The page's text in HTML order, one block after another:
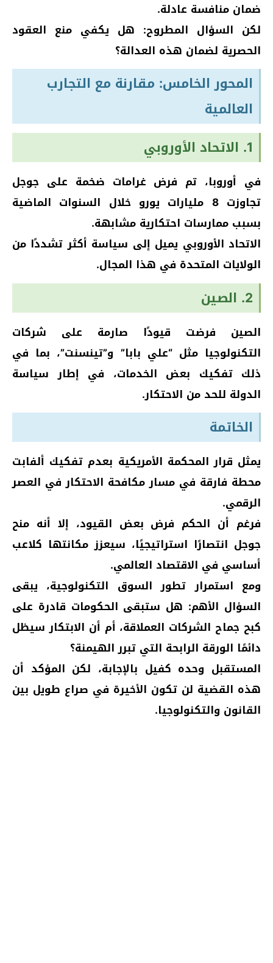
ضمان منافسة عادلة.
لكن السؤال المطروح: هل يكفي منع العقود
الحصرية لضمان هذه العدالة؟
المحور الخامس: مقارنة مع التجارب
العالمية
1. الاتحاد الأوروبي
في أوروبا، تم فرض غرامات ضخمة على جوجل
تجاوزت 8 مليارات يورو خلال السنوات الماضية
بسبب ممارسات احتكارية مشابهة.
الاتحاد الأوروبي يميل إلى سياسة أكثر تشددًا من
الولايات المتحدة في هذا المجال.
2. الصين
الصين فرضت قيودًا صارمة على شركات
التكنولوجيا مثل “علي بابا” و”تينسنت”، بما في
ذلك تفكيك بعض الخدمات، في إطار سياسة
الدولة للحد من الاحتكار.
الخاتمة
يمثل قرار المحكمة الأمريكية بعدم تفكيك ألفابت
محطة فارقة في مسار مكافحة الاحتكار في العصر
الرقمي.
فرغم أن الحكم فرض بعض القيود، إلا أنه منح
جوجل انتصارًا استراتيجيًا، سيعزز مكانتها كلاعب
أساسي في الاقتصاد العالمي.
ومع استمرار تطور السوق التكنولوجية، يبقى
السؤال الأهم: هل ستبقى الحكومات قادرة على
كبح جماح الشركات العملاقة، أم أن الابتكار سيظل
دائمًا الورقة الرابحة التي تبرر الهيمنة؟
المستقبل وحده كفيل بالإجابة، لكن المؤكد أن
هذه القضية لن تكون الأخيرة في صراع طويل بين
القانون والتكنولوجيا.